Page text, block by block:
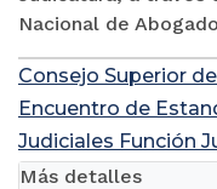
Nacional de
Consejo Superior
Encuentro de
Judiciales Función
Más detalles